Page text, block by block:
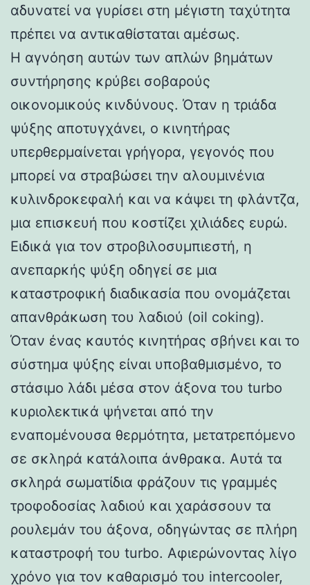
αδυνατεί να γυρίσει στη μέγιστη ταχύτητα
πρέπει να αντικαθίσταται αμέσως.
Η αγνόηση αυτών των απλών βημάτων
συντήρησης κρύβει σοβαρούς
οικονομικούς κινδύνους. Όταν η τριάδα
ψύξης αποτυγχάνει, ο κινητήρας
υπερθερμαίνεται γρήγορα, γεγονός που
μπορεί να στραβώσει την αλουμινένια
κυλινδροκεφαλή και να κάψει τη φλάντζα,
μια επισκευή που κοστίζει χιλιάδες ευρώ.
Ειδικά για τον στροβιλοσυμπιεστή, η
ανεπαρκής ψύξη οδηγεί σε μια
καταστροφική διαδικασία που ονομάζεται
απανθράκωση του λαδιού (oil coking).
Όταν ένας καυτός κινητήρας σβήνει και το
σύστημα ψύξης είναι υποβαθμισμένο, το
στάσιμο λάδι μέσα στον άξονα του turbo
κυριολεκτικά ψήνεται από την
εναπομένουσα θερμότητα, μετατρεπόμενο
σε σκληρά κατάλοιπα άνθρακα. Αυτά τα
σκληρά σωματίδια φράζουν τις γραμμές
τροφοδοσίας λαδιού και χαράσσουν τα
ρουλεμάν του άξονα, οδηγώντας σε πλήρη
καταστροφή του turbo. Αφιερώνοντας λίγο
χρόνο για τον καθαρισμό του intercooler,